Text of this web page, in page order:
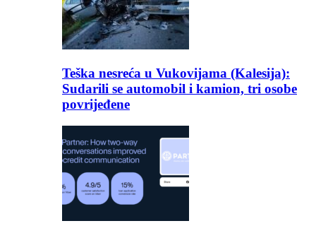
Teška nesreća u Vukovijama (Kalesija):
Sudarili se automobil i kamion, tri osobe
povrijeđene